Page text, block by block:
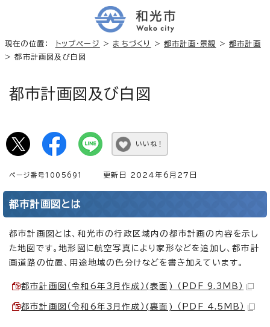
現在の位置： トップページ > まちづくり >都市計画・景観 >都市計画
> 都市計画図及び白図
都市計画図及び白図
いいね！
ページ番号1005691 更新日 2024年6月27日
都市計画図とは
都市計画図とは、和光市の行政区域内の都市計画の内容を示し
た地図です。地形図に航空写真により家形などを追加し、都市計
画道路の位置、用途地域の色分けなどを書き加えています。
都市計画図（令和6年3月作成）(表面) （PDF 9.3MB）
都市計画図（令和6年3月作成）(裏面) （PDF 4.5MB）